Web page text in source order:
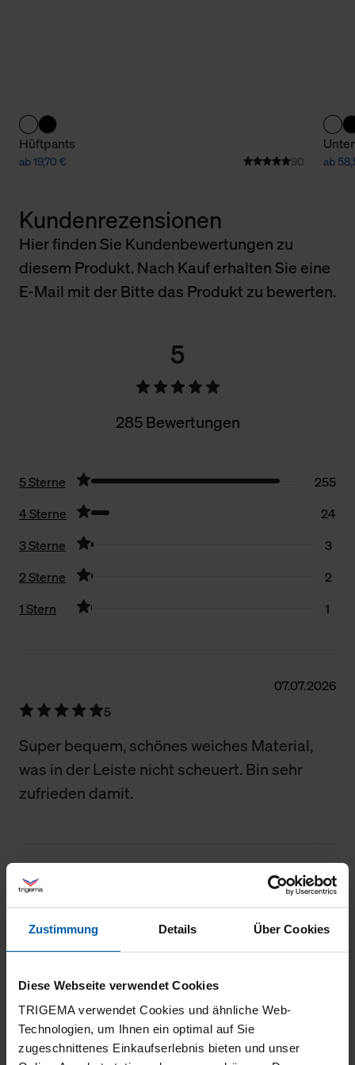
Zustimmung Details Über Cookies
Diese Webseite verwendet Cookies
TRIGEMA verwendet Cookies und ähnliche Web-
Technologien, um Ihnen ein optimal auf Sie
zugeschnittenes Einkaufserlebnis bieten und unser
Hüftpants
ab 19,70 € 90 ab
Kundenrezensionen
Hier finden Sie Kundenbewertungen zu
diesem Produkt. Nach Kauf erhalten Sie eine
E-Mail mit der Bitte das Produkt zu bewerten.
5
285 Bewertungen
5 Sterne
255
4 Sterne
24
3 Sterne
3
2 Sterne
2
1 Stern
1
07.07.2026
5
Super bequem, schönes weiches Material,
was in der Leiste nicht scheuert. Bin sehr
zufrieden damit.
04.07.2026
5
Toller Schnitt, bequemes Material. Top!
5